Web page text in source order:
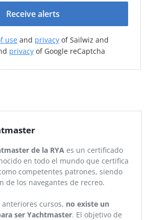
Receive alerts
use and privacy of Sailwiz and
privacy of Google reCaptcha
de la RYA es un certificado
en todo el mundo que certifica
competentes patrones, siendo
de los navegantes de recreo.
cursos, no existe un
ser Yachtmaster. El objetivo de